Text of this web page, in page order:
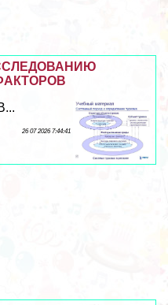
26 07 2026 7:44:41